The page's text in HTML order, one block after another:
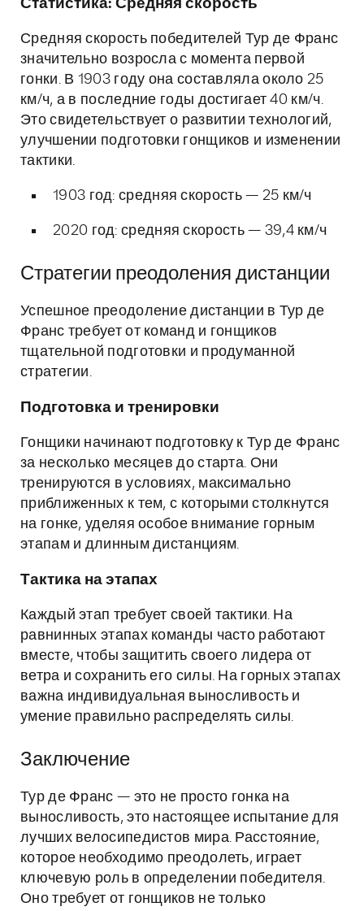
Статистика: Средняя скорость
Средняя скорость победителей Тур де Франс
значительно возросла с момента первой
гонки. В 1903 году она составляла около 25
км/ч, а в последние годы достигает 40 км/ч.
Это свидетельствует о развитии технологий,
улучшении подготовки гонщиков и изменении
тактики.
1903 год: средняя скорость — 25 км/ч
2020 год: средняя скорость — 39,4 км/ч
Стратегии преодоления дистанции
Успешное преодоление дистанции в Тур де
Франс требует от команд и гонщиков
тщательной подготовки и продуманной
стратегии.
Подготовка и тренировки
Гонщики начинают подготовку к Тур де Франс
за несколько месяцев до старта. Они
тренируются в условиях, максимально
приближенных к тем, с которыми столкнутся
на гонке, уделяя особое внимание горным
этапам и длинным дистанциям.
Тактика на этапах
Каждый этап требует своей тактики. На
равнинных этапах команды часто работают
вместе, чтобы защитить своего лидера от
ветра и сохранить его силы. На горных этапах
важна индивидуальная выносливость и
умение правильно распределять силы.
Заключение
Тур де Франс — это не просто гонка на
выносливость, это настоящее испытание для
лучших велосипедистов мира. Расстояние,
которое необходимо преодолеть, играет
ключевую роль в определении победителя.
Оно требует от гонщиков не только